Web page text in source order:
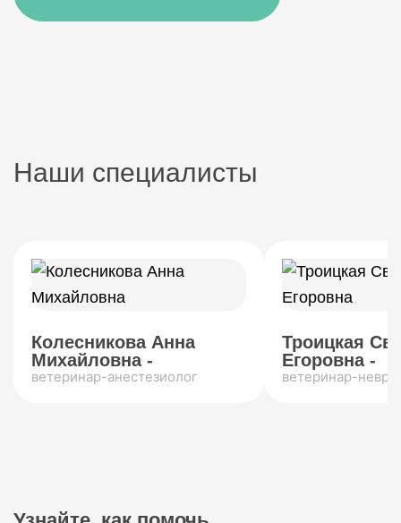
Наши специалисты
Колесникова Анна
Михайловна -
ветеринар-анестезиолог
Троицкая
Егоровна -
ветеринар-